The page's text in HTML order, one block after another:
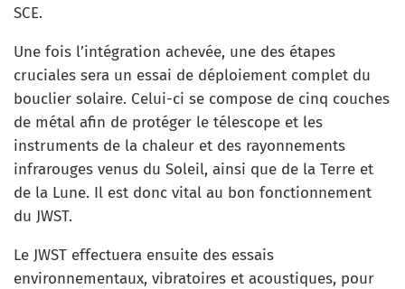
SCE.
Une fois l’intégration achevée, une des étapes
cruciales sera un essai de déploiement complet du
bouclier solaire. Celui-ci se compose de cinq couches
de métal afin de protéger le télescope et les
instruments de la chaleur et des rayonnements
infrarouges venus du Soleil, ainsi que de la Terre et
de la Lune. Il est donc vital au bon fonctionnement
du JWST.
Le JWST effectuera ensuite des essais
environnementaux, vibratoires et acoustiques, pour